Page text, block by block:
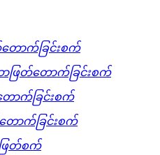
ောက်ခြင်းစက်
ဖြတ်တောက်ခြင်းစက်
ာက်ခြင်းစက်
ောက်ခြင်းစက်
ြတ်စက်